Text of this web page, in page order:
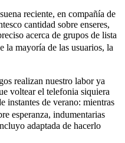
reciente, en compañía de
cantidad sobre enseres,
acerca de grupos de lista
mayorí­a de las usuarios, la
realizan nuestro labor ya
voltear el telefonia siquiera
instantes de verano: mientras
esperanza, indumentarias
adaptada de hacerlo